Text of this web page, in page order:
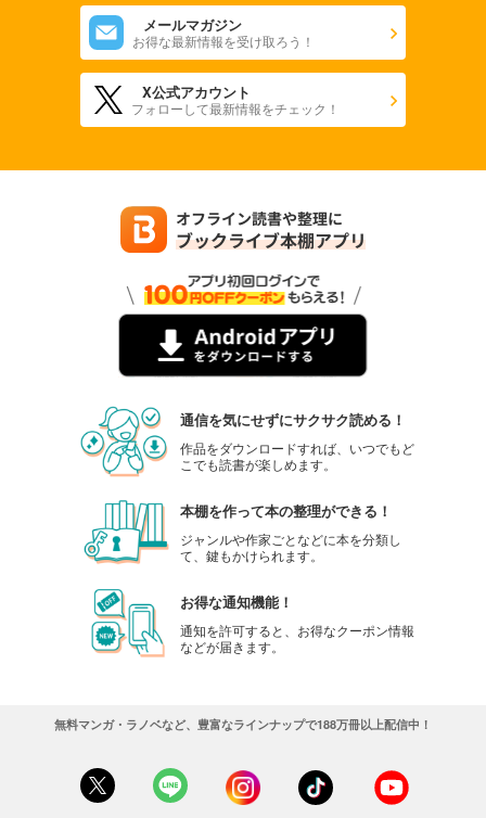
メールマガジン
お得な最新情報を受け取ろう！
X公式アカウント
フォローして最新情報をチェック！
通信を気にせずにサクサク読める！
作品をダウンロードすれば、いつでもど
こでも読書が楽しめます。
本棚を作って本の整理ができる！
ジャンルや作家ごとなどに本を分類し
て、鍵もかけられます。
お得な通知機能！
通知を許可すると、お得なクーポン情報
などが届きます。
無料マンガ・ラノベなど、豊富なラインナップで188万冊以上配信中！